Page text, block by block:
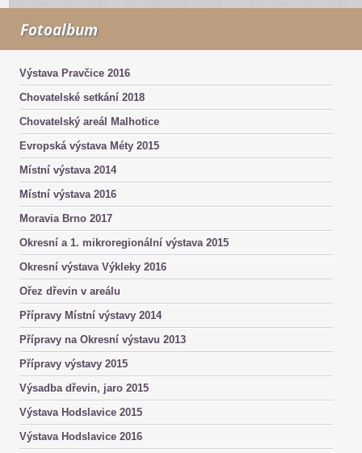
Fotoalbum
Výstava Pravčice 2016
Chovatelské setkání 2018
Chovatelský areál Malhotice
Evropská výstava Méty 2015
Místní výstava 2014
Místní výstava 2016
Moravia Brno 2017
Okresní a 1. mikroregionální výstava 2015
Okresní výstava Výkleky 2016
Ořez dřevin v areálu
Přípravy Místní výstavy 2014
Přípravy na Okresní výstavu 2013
Přípravy výstavy 2015
Výsadba dřevin, jaro 2015
Výstava Hodslavice 2015
Výstava Hodslavice 2016